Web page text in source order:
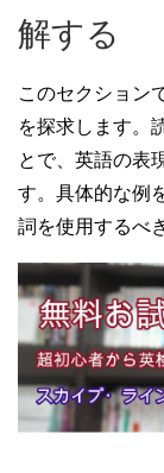
解する
このセクション
を探求します。
とで、英語の表
す。具体的な例
詞を使用するべ